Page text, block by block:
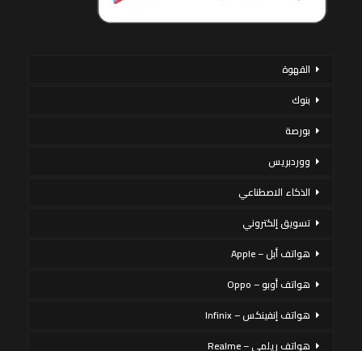
القهوة
بنوك
بورصة
ووردبريس
الذكاء الاصطناعي
تسويق إلكتروني
هواتف أبل – Apple
هواتف أوبو – Oppo
هواتف إنفينكس – Infinix
هواتف ريلمي – Realme